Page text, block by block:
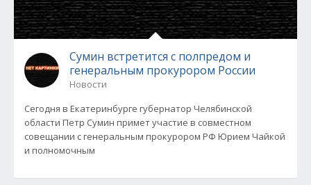
Сумин встретится с полпредом и
генеральным прокурором России
Новости
Сегодня в Екатеринбурге губернатор Челябинской
области Петр Сумин примет участие в совместном
совещании с генеральным прокурором РФ Юрием Чайкой
и полномочным